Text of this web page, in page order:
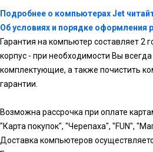
Подробнее о компьютерах Jet
Об условиях и порядке оформления
Гарантия на компьютер составляет 2
корпус - при необходимости Вы
комплектующие, а также почистить
гарантии.
Возможна рассрочка при оплате
"Карта покупок", "Черепаха", "FUN",
Доставка компьютеров